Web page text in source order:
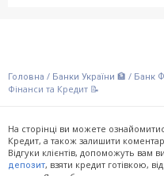
Головна / Банки України 🏦 / Банк
Фінанси та Кредит 📝
На сторінці ви можете
Кредит, а також залишити
Відгуки клієнтів, допоможуть вам
депозит, взяти кредит готівкою,